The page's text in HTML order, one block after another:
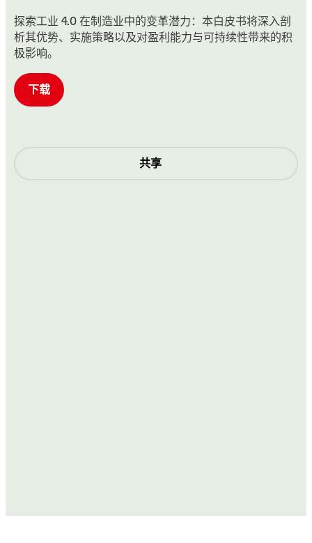
探索工业 4.0 在制造业中的变革潜力：本白皮书将深入剖
析其优势、实施策略以及对盈利能力与可持续性带来的积
极影响。
共享
下载